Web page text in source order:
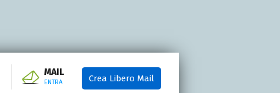
MAIL
ENTRA Crea Libero Mail